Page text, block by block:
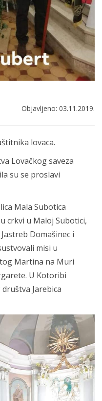
Objavljeno: 03.11.2019.
lovaca.
Lovačkog saveza
su se proslavi
Mala Subotica
crkvi u Maloj Subotici,
Domašinec i
misi u
Martina na Muri
U Kotoribi
Jarebica